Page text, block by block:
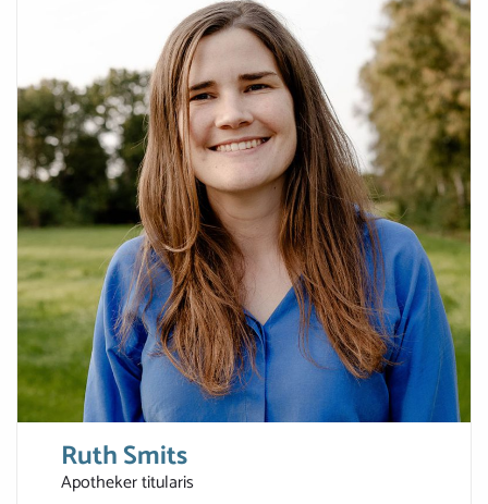
Ruth Smits
Apotheker titularis